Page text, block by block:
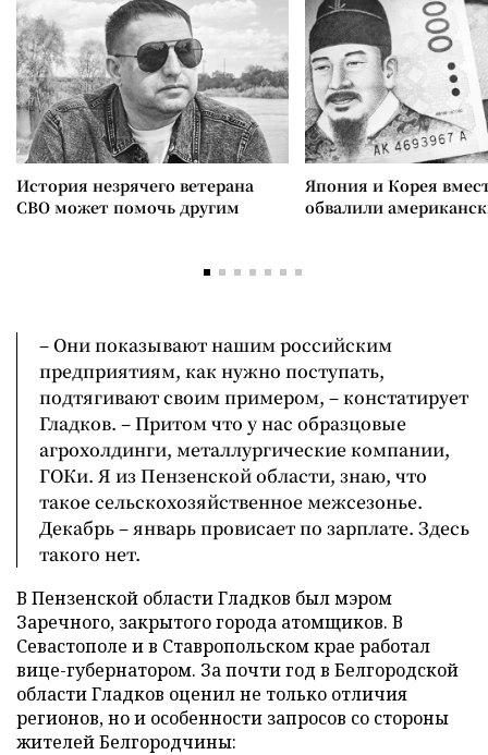
История незрячего ветерана
СВО может помочь другим
Япония и Корея
обвалили
– Они показывают нашим российским
предприятиям, как нужно поступать,
подтягивают своим примером, – констатирует
Гладков. – Притом что у нас образцовые
агрохолдинги, металлургические компании,
ГОКи. Я из Пензенской области, знаю, что
такое сельскохозяйственное межсезонье.
Декабрь – январь провисает по зарплате. Здесь
такого нет.
В Пензенской области Гладков был мэром
Заречного, закрытого города атомщиков. В
Севастополе и в Ставропольском крае работал
вице-губернатором. За почти год в Белгородской
области Гладков оценил не только отличия
регионов, но и особенности запросов со стороны
жителей Белгородчины: